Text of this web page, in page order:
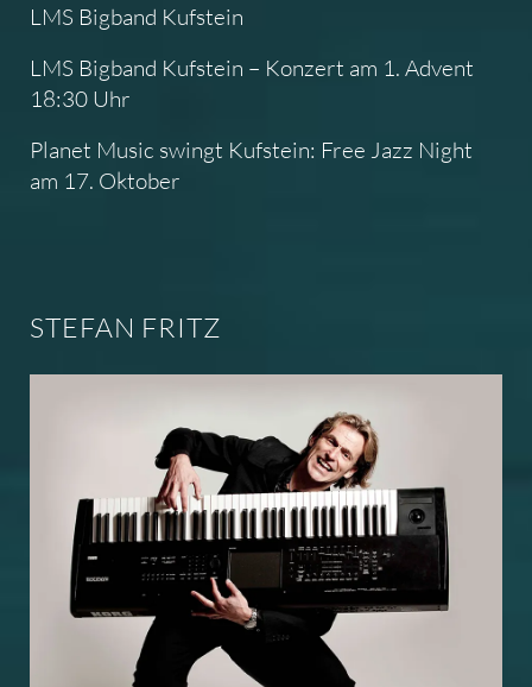
LMS Bigband Kufstein
LMS Bigband Kufstein – Konzert am 1. Advent
18:30 Uhr
Planet Music swingt Kufstein: Free Jazz Night
am 17. Oktober
STEFAN FRITZ